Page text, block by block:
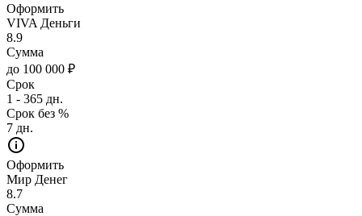
Оформить
VIVA Деньги
8.9
Сумма
до 100 000 ₽
Срок
1 - 365 дн.
Срок без %
7 дн.
Оформить
Мир Денег
8.7
Сумма